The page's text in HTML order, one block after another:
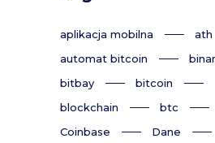
aplikacja mobilna
ath
automat bitcoin
bitbay
bitcoin
blockchain
btc
Coinbase
Dane